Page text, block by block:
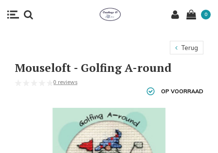
0
Terug
Mouseloft - Golfing A-round
0 reviews
OP VOORRAAD